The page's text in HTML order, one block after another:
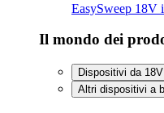
EasySweep 18V
Il mondo dei
Dispositivi da
Altri dispositivi a